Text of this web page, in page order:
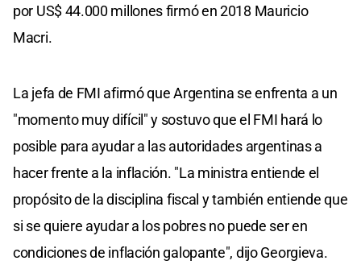
por US$ 44.000 millones firmó en 2018 Mauricio
Macri.
La jefa de FMI afirmó que Argentina se enfrenta a un
"momento muy difícil" y sostuvo que el FMI hará lo
posible para ayudar a las autoridades argentinas a
hacer frente a la inflación. "La ministra entiende el
propósito de la disciplina fiscal y también entiende que
si se quiere ayudar a los pobres no puede ser en
condiciones de inflación galopante", dijo Georgieva.